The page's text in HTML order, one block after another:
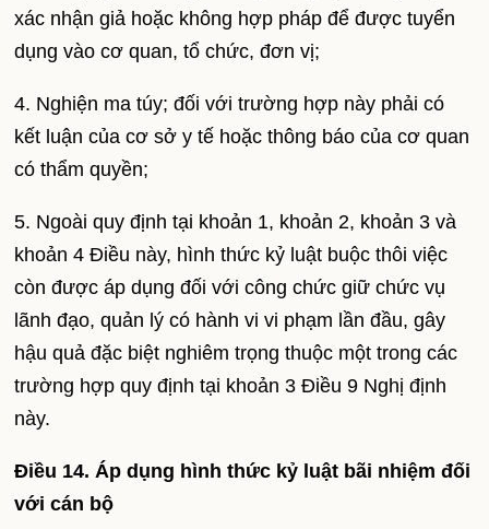
xác nhận giả hoặc không hợp pháp để được tuyển
dụng vào cơ quan, tổ chức, đơn vị;
4. Nghiện ma túy; đối với trường hợp này phải có
kết luận của cơ sở y tế hoặc thông báo của cơ quan
có thẩm quyền;
5. Ngoài quy định tại khoản 1, khoản 2, khoản 3 và
khoản 4 Điều này, hình thức kỷ luật buộc thôi việc
còn được áp dụng đối với công chức giữ chức vụ
lãnh đạo, quản lý có hành vi vi phạm lần đầu, gây
hậu quả đặc biệt nghiêm trọng thuộc một trong các
trường hợp quy định tại khoản 3 Điều 9 Nghị định
này.
Điều 14. Áp dụng hình thức kỷ luật bãi nhiệm đối
với cán bộ